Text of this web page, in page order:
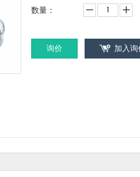
数量：
询价 加入询